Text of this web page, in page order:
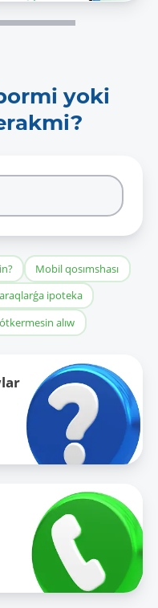
yoki
Mobil qosımshası
ipoteka
alıw